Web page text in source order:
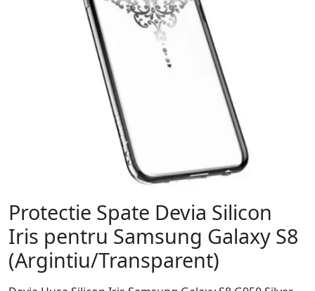
Protectie Spate Devia Silicon
Iris pentru Samsung Galaxy S8
(Argintiu/Transparent)